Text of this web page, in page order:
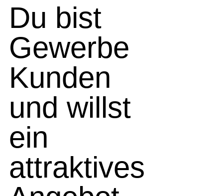
Du bist
Gewerbe
Kunden
und willst
ein
attraktives